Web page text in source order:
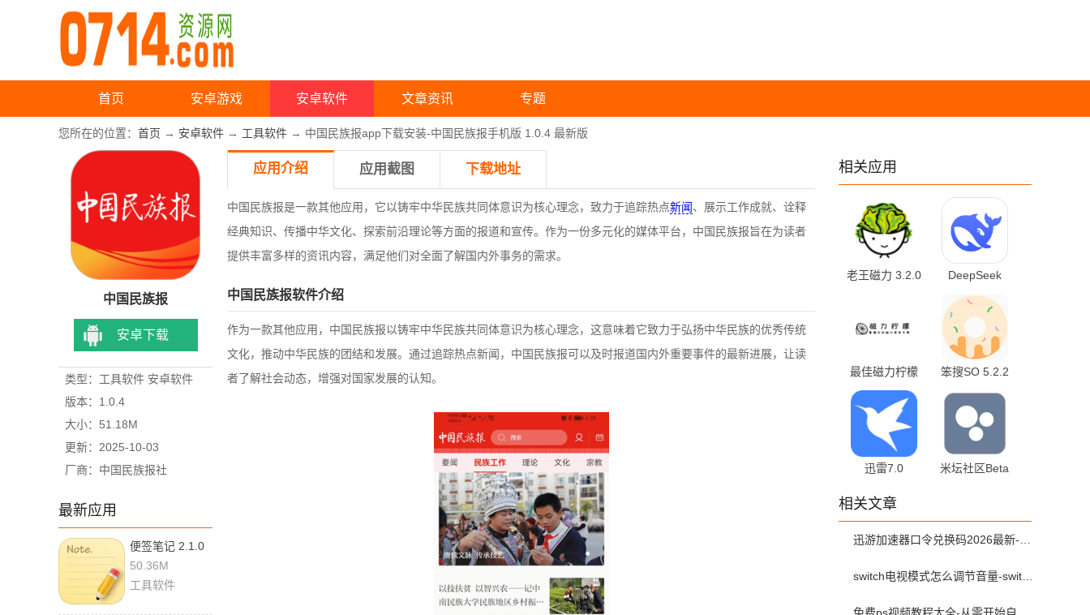
首页 安卓游戏 安卓软件 文章资讯 专题
您所在的位置： 首页 → 安卓软件 → 工具软件 → 中国民族报app下载安装-中国民族报手机版 1.0.4 最新版
中国民族报
安卓下载
类型：工具软件 安卓软件
版本：1.0.4
大小：51.18M
更新：2025-10-03
厂商：中国民族报社
最新应用
便签笔记 2.1.0
手机版
50.36M
工具软件
应用介绍 应用截图 下载地址
中国民族报是一款其他应用，它以铸牢中华民族共同体意识为核心理念，致力于追踪热点新闻、展示工作成就、诠释
经典知识、传播中华文化、探索前沿理论等方面的报道和宣传。作为一份多元化的媒体平台，中国民族报旨在为读者
提供丰富多样的资讯内容，满足他们对全面了解国内外事务的需求。
中国民族报软件介绍
作为一款其他应用，中国民族报以铸牢中华民族共同体意识为核心理念，这意味着它致力于弘扬中华民族的优秀传统
文化，推动中华民族的团结和发展。通过追踪热点新闻，中国民族报可以及时报道国内外重要事件的最新进展，让读
者了解社会动态，增强对国家发展的认知。
相关应用
老王磁力 3.2.0
DeepSeek
最佳磁力柠檬
2.0 最新版
笨搜SO 5.2.2
迅雷7.0
卓版
米坛社区Beta
相关文章